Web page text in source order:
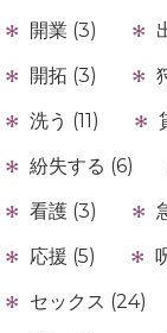
開業 (3)
開拓 (3)
洗う (11)
紛失する (6)
看護 (3)
応援 (5)
セックス (24)